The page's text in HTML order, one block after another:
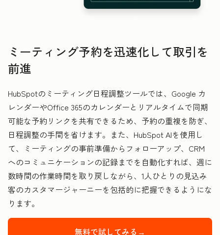
ミーティング予約を迅速化して取引を
前進
HubSpotのミーティング日程調整ツールでは、Google カ
レンダーやOffice 365のカレンダーとリアルタイムで同期
可能な予約リンクを共有できるため、予約の重複を防ぎ、
日程調整の手間を省けます。また、HubSpot AIを使用し
て、ミーティングの事前準備からフォローアップ、CRM
へのコミュニケーションの記録までを自動化すれば、週に
数時間の作業時間を取り戻しながら、1人ひとりの見込み
客のカスタマージャーニーを包括的に把握できるようにな
ります。
無料で試してみる→